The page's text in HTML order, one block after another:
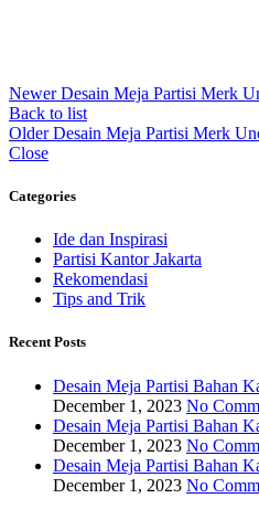
Newer Desain Meja Partisi Merk
Back to list
Older Desain Meja Partisi Merk
Close
Categories
Ide dan Inspirasi
Partisi Kantor Jakarta
Rekomendasi
Tips and Trik
Recent Posts
Desain Meja Partisi Bahan
December 1, 2023 No
Desain Meja Partisi Bahan
December 1, 2023 No
Desain Meja Partisi Bahan
December 1, 2023 No